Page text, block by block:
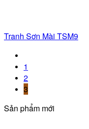
Tranh Sơn Mài TSM9
1
2
3
Sản phẩm mới